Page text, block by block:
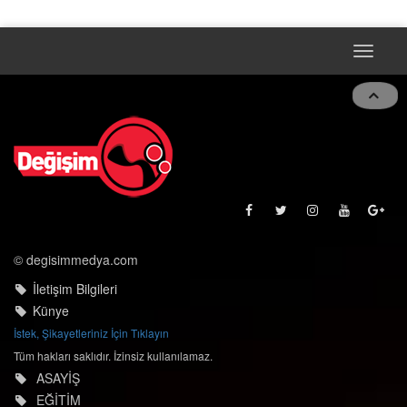
Toggle
© degisimmedya.com
İletişim Bilgileri
Künye
İstek, Şikayetleriniz İçin Tıklayın
Tüm hakları saklıdır. İzinsiz kullanılamaz.
ASAYİŞ
EĞİTİM